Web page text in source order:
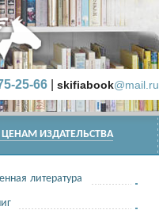
25-66 skifiabook@mail.ru
ИЗДАТЕЛЬСТВА
литература